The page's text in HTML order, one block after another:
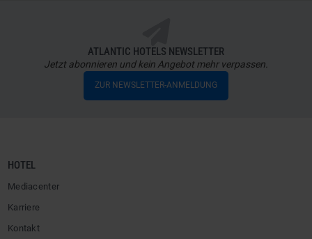
ATLANTIC HOTELS NEWSLETTER
Jetzt abonnieren und kein Angebot mehr verpassen.
ZUR NEWSLETTER-ANMELDUNG
HOTEL
Mediacenter
Karriere
Kontakt